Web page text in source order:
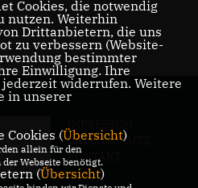
DATENSCHUTZ
KONTAKT
Cookies, die notwendig
nutzen. Weiterhin
Drittanbietern, die uns
zu verbessern (Website-
bestimmter
Einwilligung. Ihre
widerrufen. Weitere
in unserer
Cookies (Übersicht)
allein für den
Webseite benötigt.
(Übersicht)